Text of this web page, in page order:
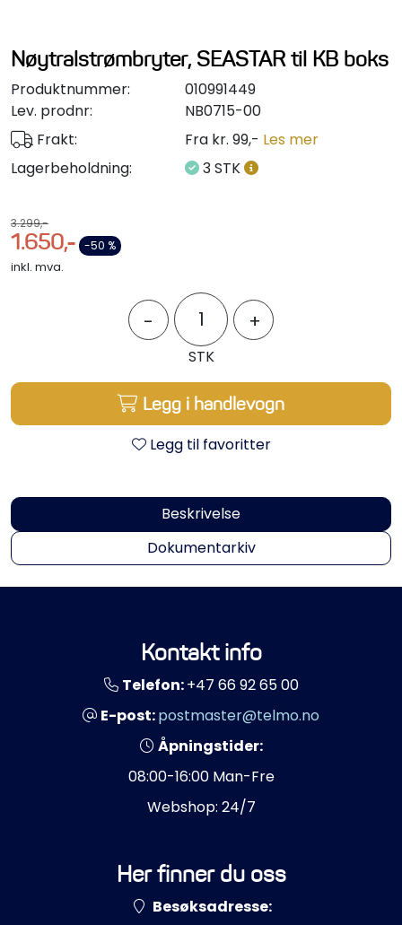
Nøytralstrømbryter, SEASTAR til KB boks
Produktnummer:
010991449
Lev. prodnr:
NB0715-00
Frakt:
Fra kr. 99,- Les mer
Lagerbeholdning:
3 STK
3.299,-
1.650,- -50 %
inkl. mva.
- +
STK
Legg i handlevogn
Legg til favoritter
Beskrivelse
Dokumentarkiv
Kontakt info
Telefon:+47 66 92 65 00
E-post:postmaster@telmo.no
Åpningstider:
08:00-16:00 Man-Fre
Webshop: 24/7
Her finner du oss
Besøksadresse:
Verktøy
Outlet
Motordelsvelger/SONAR
Anoder
Brannslukkere
Hydraulisk styring